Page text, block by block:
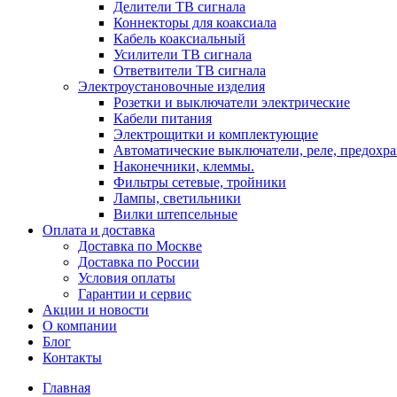
Делители ТВ сигнала
Коннекторы для коаксиала
Кабель коаксиальный
Усилители ТВ сигнала
Ответвители ТВ сигнала
Электроустановочные изделия
Розетки и выключатели электрические
Кабели питания
Электрощитки и комплектующие
Автоматические выключатели, реле,
Наконечники, клеммы.
Фильтры сетевые, тройники
Лампы, светильники
Вилки штепсельные
Оплата и доставка
Доставка по Москве
Доставка по России
Условия оплаты
Гарантии и сервис
Акции и новости
О компании
Блог
Контакты
Главная